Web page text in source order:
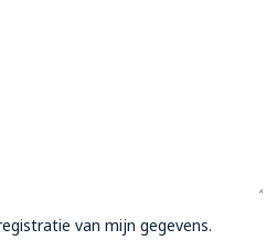
van mijn gegevens.